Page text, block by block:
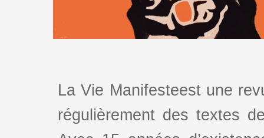
La Vie Manifesteest une
régulièrement des textes